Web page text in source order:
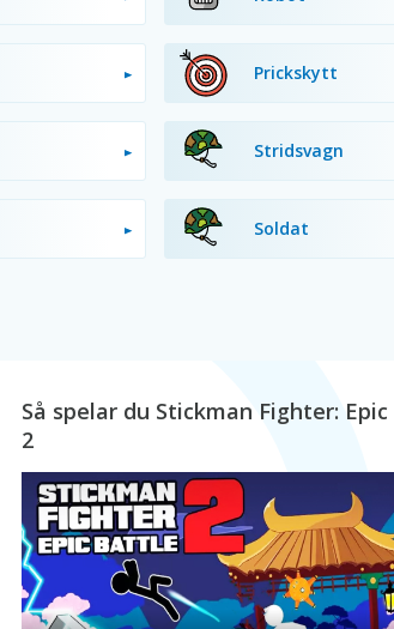
Prickskytt
Stridsvagn
Soldat
Så spelar du Stickman Fighter:
2